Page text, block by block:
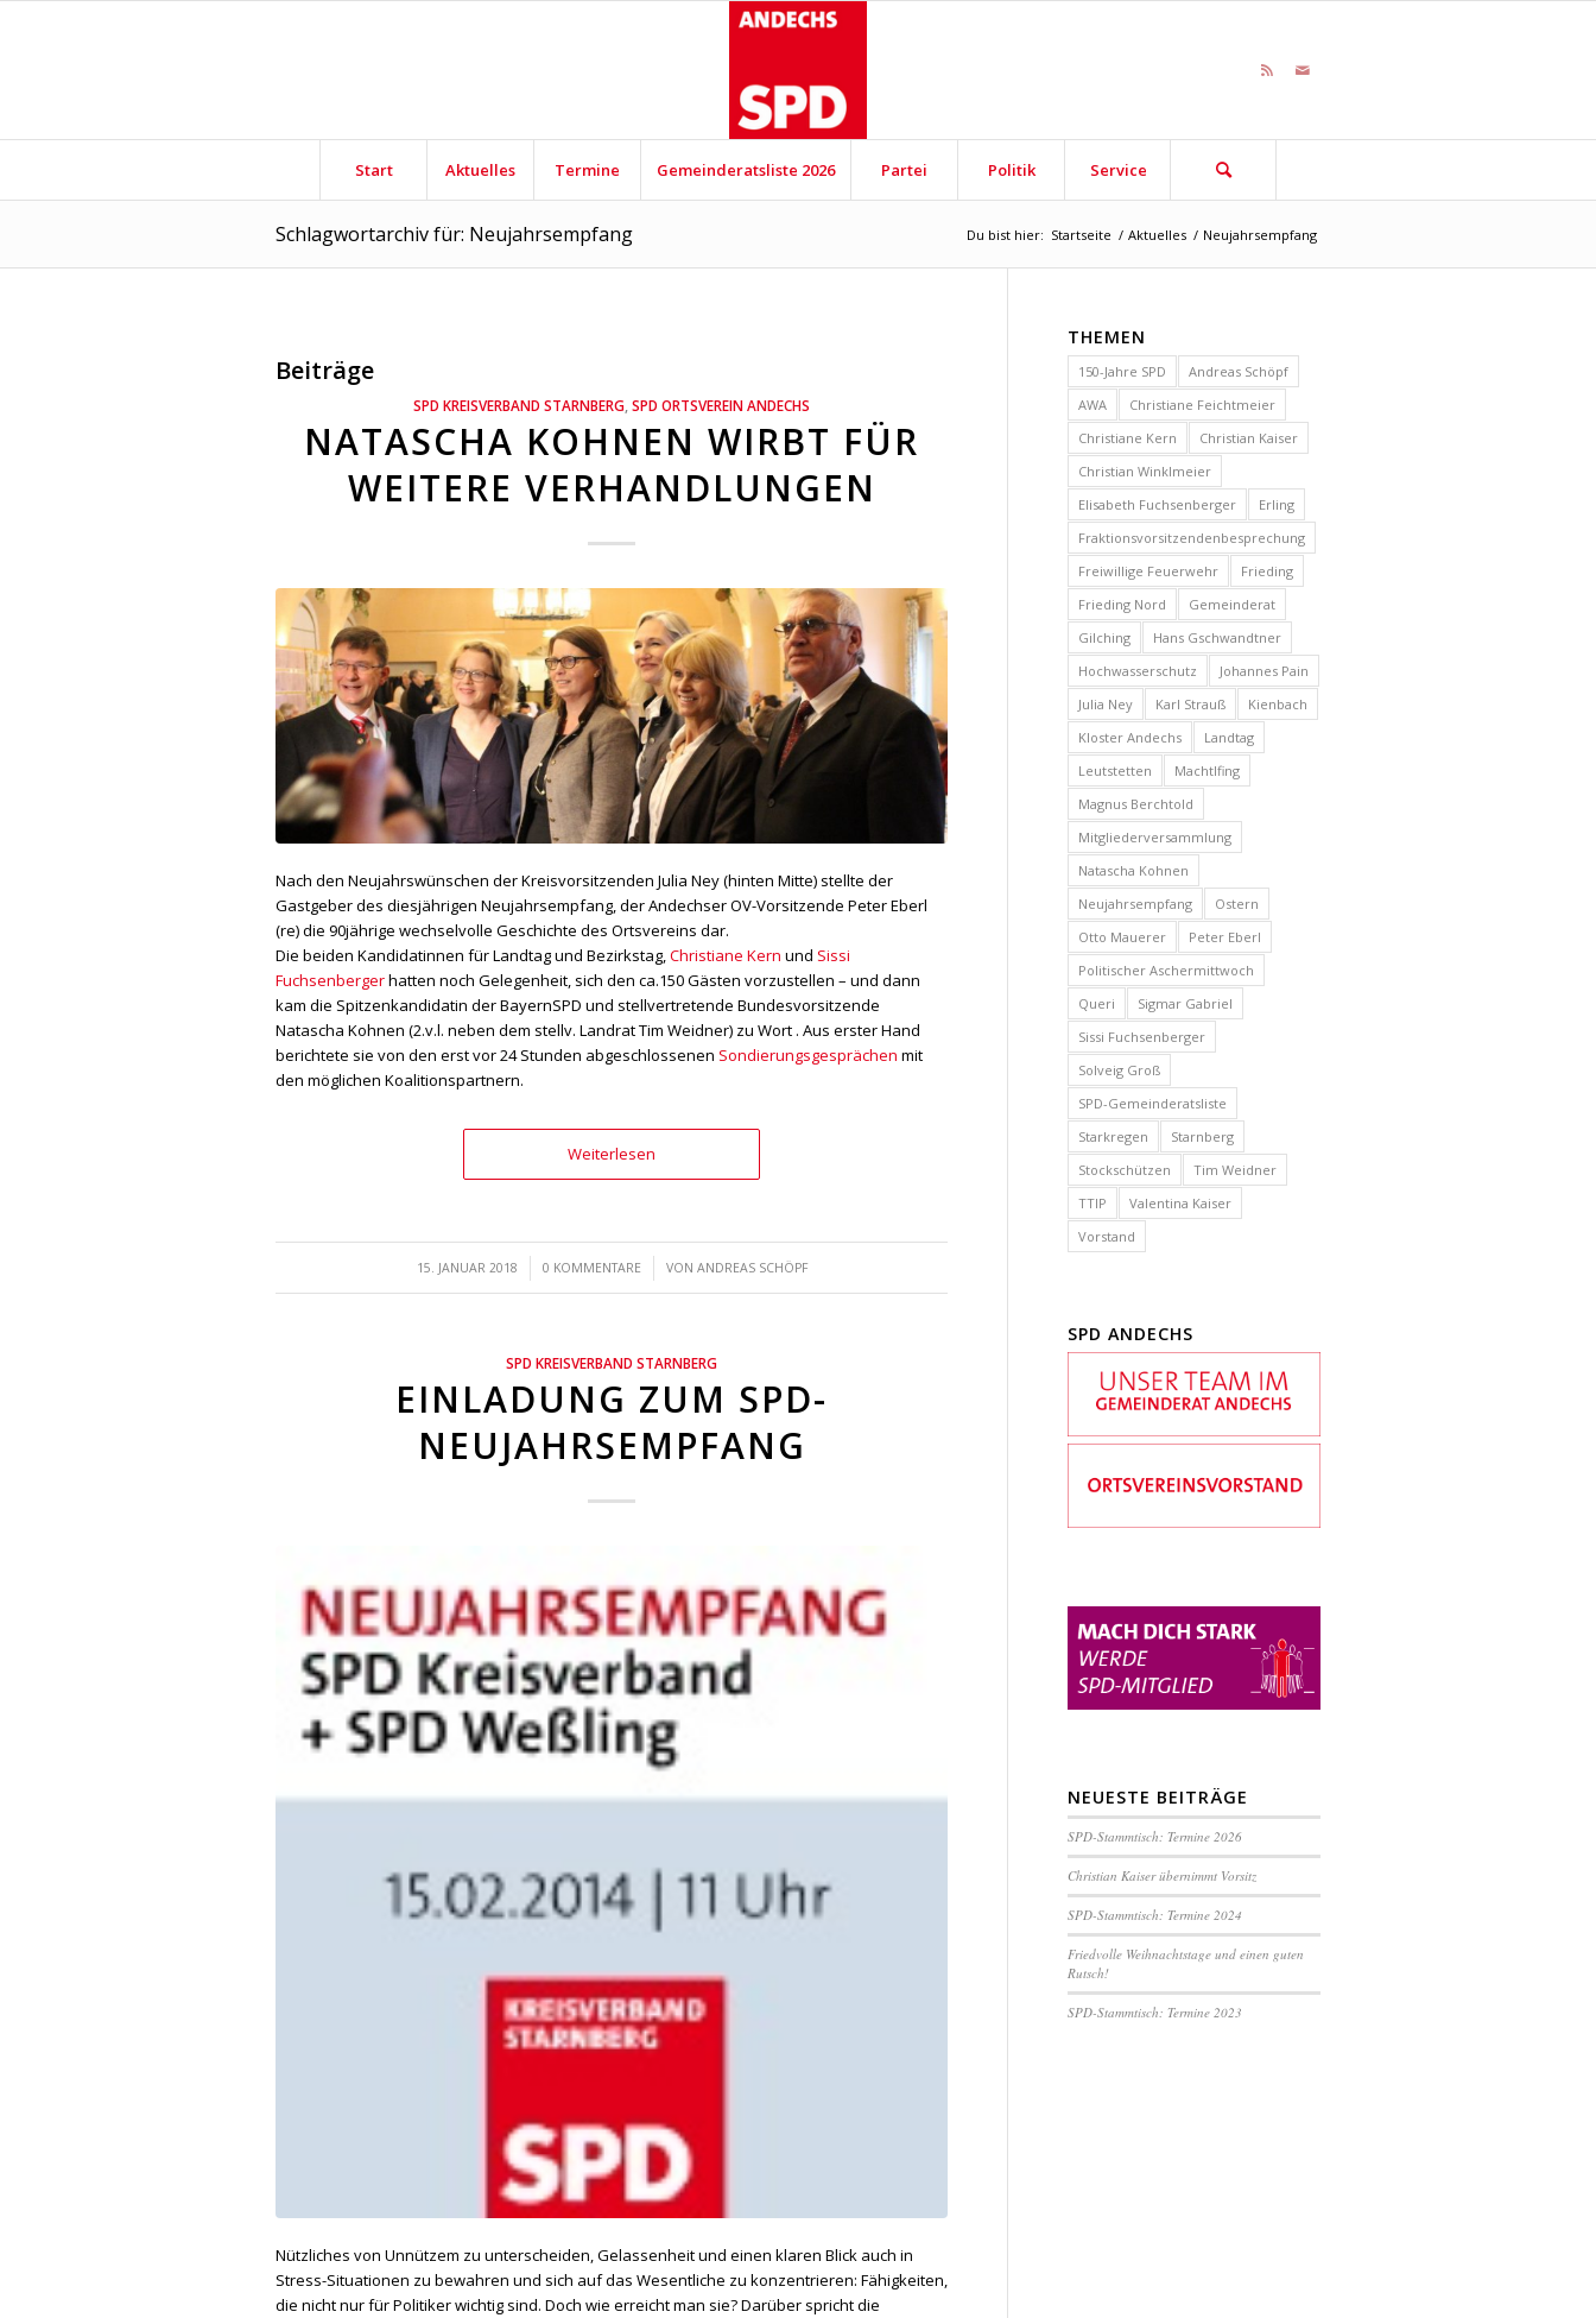
Start Aktuelles Termine Gemeinderatsliste 2026 Partei Politik Service
Schlagwortarchiv für: Neujahrsempfang Du bist hier: Startseite / Aktuelles / Neujahrsempfang
Beiträge
SPD KREISVERBAND STARNBERG SPD ORTSVEREIN ANDECHS
NATASCHA KOHNEN WIRBT FÜR
WEITERE VERHANDLUNGEN
Nach den Neujahrswünschen der Kreisvorsitzenden Julia Ney (hinten Mitte) stellte der
Gastgeber des diesjährigen Neujahrsempfang, der Andechser OV-Vorsitzende Peter Eberl
(re) die 90jährige wechselvolle Geschichte des Ortsvereins dar.
Die beiden Kandidatinnen für Landtag und Bezirkstag,Christiane Kern und Sissi
Fuchsenbergerhatten noch Gelegenheit, sich den ca.150 Gästen vorzustellen – und dann
kam die Spitzenkandidatin der BayernSPD und stellvertretende Bundesvorsitzende
Natascha Kohnen (2.v.l. neben dem stellv. Landrat Tim Weidner) zu Wort . Aus erster Hand
berichtete sie von den erst vor 24 Stunden abgeschlossenen Sondierungsgesprächen mit
den möglichen Koalitionspartnern.
Weiterlesen
15. JANUAR 2018
/ 0 KOMMENTARE
/ VON ANDREAS SCHÖPF
SPD KREISVERBAND STARNBERG
EINLADUNG ZUM SPD-
NEUJAHRSEMPFANG
Nützliches von Unnützem zu unterscheiden, Gelassenheit und einen klaren Blick auch in
Stress-Situationen zu bewahren und sich auf das Wesentliche zu konzentrieren: Fähigkeiten,
die nicht nur für Politiker wichtig sind. Doch wie erreicht man sie? Darüber spricht die
THEMEN
150-Jahre SPD
Andreas Schöpf
AWA
Christiane Feichtmeier
Christiane Kern
Christian Kaiser
Christian Winklmeier
Elisabeth Fuchsenberger
Erling
Fraktionsvorsitzendenbesprechung
Freiwillige Feuerwehr
Frieding
Frieding Nord
Gemeinderat
Gilching
Hans Gschwandtner
Hochwasserschutz
Johannes Pain
Julia Ney
Karl Strauß
Kienbach
Kloster Andechs
Landtag
Leutstetten
Machtlfing
Magnus Berchtold
Mitgliederversammlung
Natascha Kohnen
Neujahrsempfang
Ostern
Otto Mauerer
Peter Eberl
Politischer Aschermittwoch
Queri
Sigmar Gabriel
Sissi Fuchsenberger
Solveig Groß
SPD-Gemeinderatsliste
Starkregen
Starnberg
Stockschützen
Tim Weidner
TTIP
Valentina Kaiser
Vorstand
SPD ANDECHS
NEUESTE BEITRÄGE
SPD-Stammtisch: Termine 2026
Christian Kaiser übernimmt Vorsitz
SPD-Stammtisch: Termine 2024
Friedvolle Weihnachtstage und einen guten
Rutsch!
SPD-Stammtisch: Termine 2023